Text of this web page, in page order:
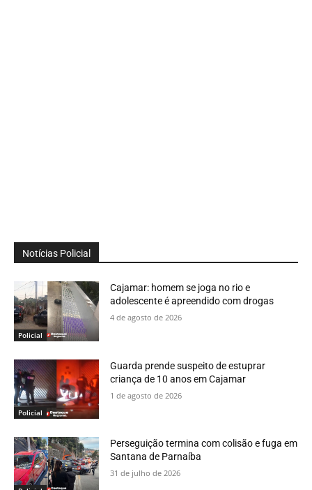
Notícias Policial
Policial
Cajamar: homem se joga no rio e
adolescente é apreendido com drogas
4 de agosto de 2026
Policial
Guarda prende suspeito de estuprar
criança de 10 anos em Cajamar
1 de agosto de 2026
Perseguição termina com colisão e fuga em
Santana de Parnaíba
31 de julho de 2026